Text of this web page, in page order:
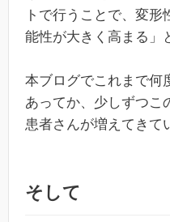
トで行うことで、変
能性が大きく高まる」
本ブログでこれまで何
あってか、少しずつこ
患者さんが増えてきて
そして